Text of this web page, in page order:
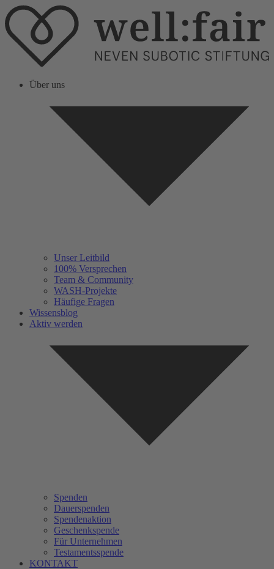
Über uns
Unser Leitbild
100% Versprechen
Team & Community
WASH-Projekte
Häufige Fragen
Wissensblog
Aktiv werden
Spenden
Dauerspenden
Spendenaktion
Geschenkspende
Für Unternehmen
Testamentsspende
KONTAKT